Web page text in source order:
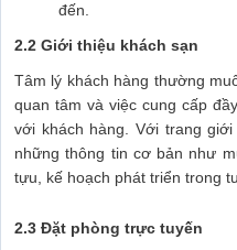
đến.
2.2 Giới thiệu khách sạn
Tâm lý khách hàng thường
quan tâm và việc cung cấp
với khách hàng. Với trang
những thông tin cơ bản như
tựu, kế hoạch phát triển trong
2.3 Đặt phòng trực tuyến